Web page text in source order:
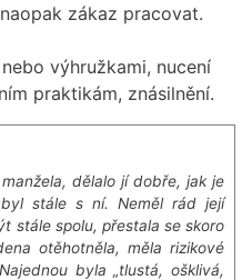
zákaz pracovat.
výhružkami, nucení
praktikám, znásilnění.
dělalo jí dobře, jak je
stále s ní. Neměl rád její
stále spolu, přestala se skoro
otěhotněla, měla rizikové
byla „tlustá, ošklivá,